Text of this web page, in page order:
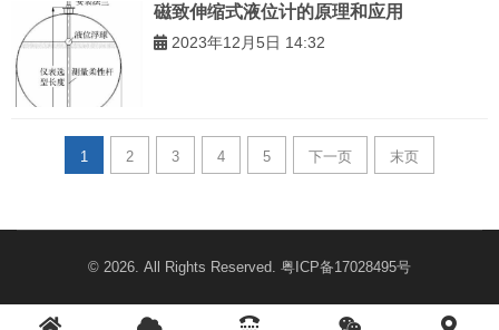
磁致伸缩式液位计的原理和应用
2023年12月5日 14:32
1 2 3 4 5 下一页 末页
© 2026. All Rights Reserved. 粤ICP备17028495号